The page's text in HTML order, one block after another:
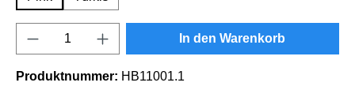
Produkt Anzahl: Gib den gewünschten
In den Warenkorb
Produktnummer: HB11001.1